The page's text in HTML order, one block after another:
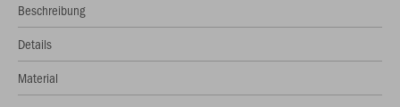
Beschreibung
Details
Material